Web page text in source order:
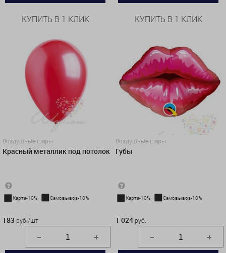
КУПИТЬ В 1 КЛИК КУПИТЬ В 1 КЛИК
Воздушные шары
Красный металлик под потолок
Карта-10% Самовывоз-10%
183 руб./шт
Воздушные шары
Губы
Карта-10% Самовывоз-10%
1 024 руб.